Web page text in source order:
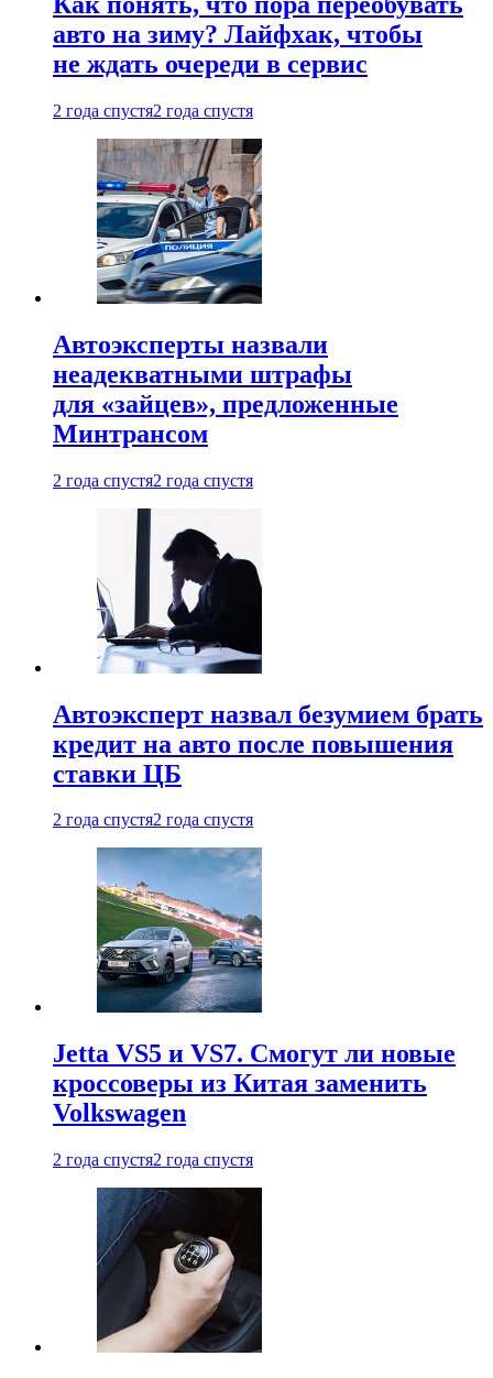
авто на зиму? Лайфхак, чтобы
не ждать очереди в сервис
2 года спустя2 года спустя
Автоэксперты назвали
неадекватными штрафы
для «зайцев», предложенные
Минтрансом
2 года спустя2 года спустя
Автоэксперт назвал безумием брать
кредит на авто после повышения
ставки ЦБ
2 года спустя2 года спустя
Jetta VS5 и VS7. Смогут ли новые
кроссоверы из Китая заменить
Volkswagen
2 года спустя2 года спустя